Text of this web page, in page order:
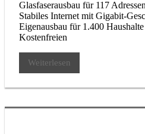
Glasfaserausbau für 117
Stabiles Internet mit Gigabit-
Eigenausbau für 1.400
Kostenfreien
Weiterlesen